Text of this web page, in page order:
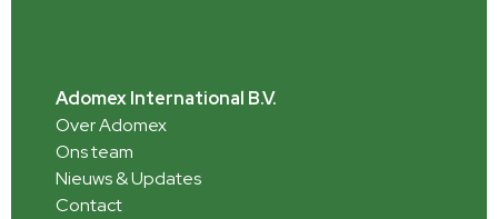
Adomex International B.V.
Over Adomex
Ons team
Nieuws & Updates
Contact